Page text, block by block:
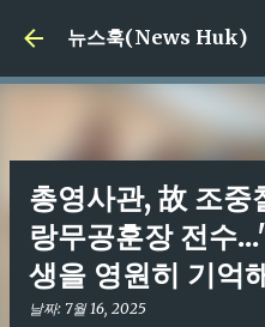
기본 콘텐
뉴스훅(News Huk)
총영사관, 故 조중
랑무공훈장 전수
생을 영원히 기억
날짜: 7월 16, 2025